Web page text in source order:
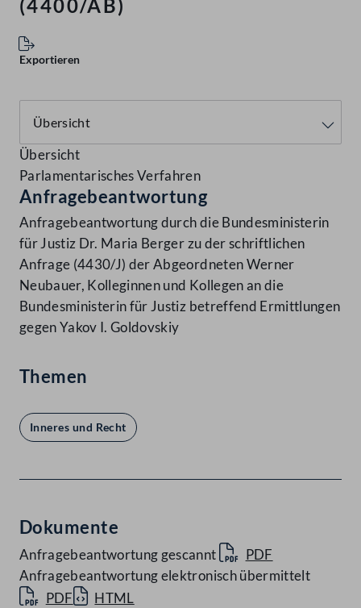
(4400/AB)
Exportieren
Übersicht
Parlamentarisches Verfahren
Anfragebeantwortung
Anfragebeantwortung durch die Bundesministerin
für Justiz Dr. Maria Berger zu der schriftlichen
Anfrage (4430/J) der Abgeordneten Werner
Neubauer, Kolleginnen und Kollegen an die
Bundesministerin für Justiz betreffend Ermittlungen
gegen Yakov I. Goldovskiy
Themen
Inneres und Recht
Dokumente
Anfragebeantwortung gescannt
PDF
Anfragebeantwortung elektronisch übermittelt
PDF
HTML